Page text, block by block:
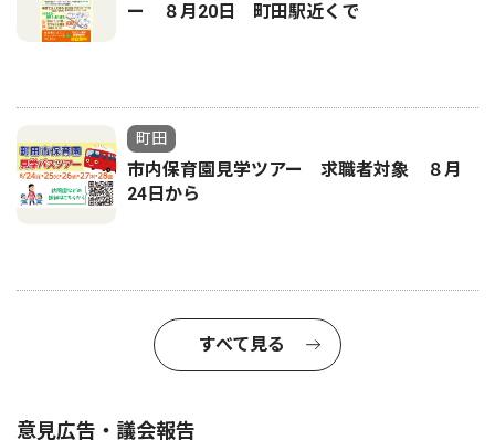
ー ８月20日 町田駅近くで
町田
市内保育園見学ツアー 求職者対象 ８月
24日から
すべて見る
意見広告・議会報告